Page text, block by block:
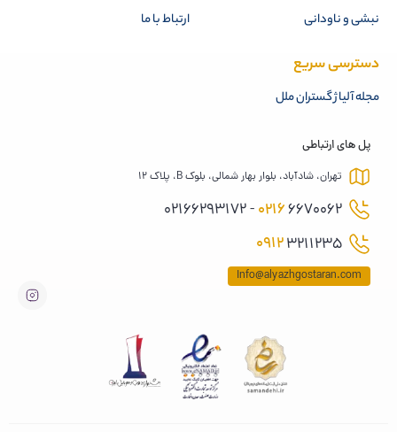
نبشی و ناودانی
ارتباط با ما
دسترسی سریع
مجله آلیاژ گستران ملل
پل های ارتباطی
تهران، شادآباد، بلوار بهار شمالی، بلوک B، پلاک 12
02166670062 - 02166293172
09123211235
Info@alyazhgostaran.com